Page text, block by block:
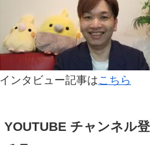
インタビュー記事はこちら
YOUTUBE チャンネル